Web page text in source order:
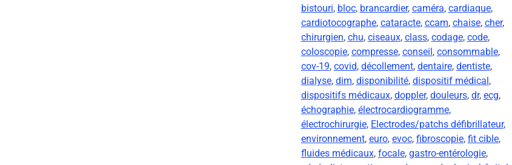
bistouri, bloc, brancardier, caméra, cardiaque,
cardiotocographe, cataracte, ccam, chaise, cher,
chirurgien, chu, ciseaux, class, codage, code,
coloscopie, compresse, conseil , consommable,
cov-19, covid, décollement, dentaire, dentiste,
dialyse, dim, disponibilité, dispositif médical ,
dispositifs médicaux, doppler, douleurs, dr, ecg,
échographie, électrocardiogramme,
électrochirurgie, Electrodes/patchs défibrillateur,
environnement, euro, evoc, fibroscopie, fit cible,
fluides médicaux, focale, gastro-entérologie,